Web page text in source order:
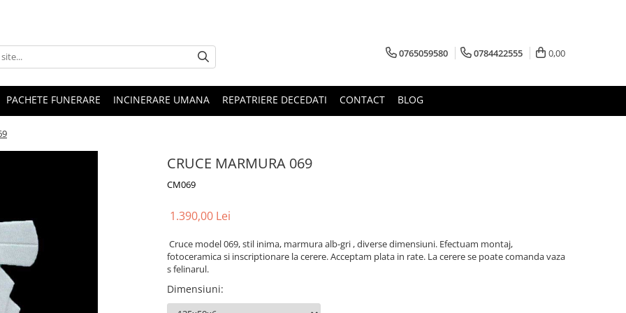
0765059580 0784422555 0,00
PACHETE FUNERARE INCINERARE UMANA REPATRIERE DECEDATI CONTACT BLOG
CRUCE MARMURA 069
CM069
1.390,00 Lei
Cruce model 069, stil inima, marmura alb-gri , diverse dimensiuni. Efectuam montaj,
fotoceramica si inscriptionare la cerere. Acceptam plata in rate. La cerere se poate comanda vaza
s felinarul.
Dimensiuni: